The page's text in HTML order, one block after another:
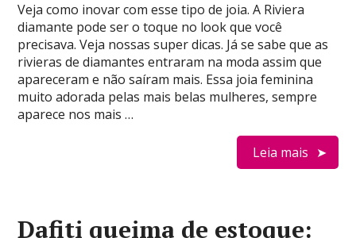
Veja como inovar com esse tipo de joia. A Riviera
diamante pode ser o toque no look que você
precisava. Veja nossas super dicas. Já se sabe que as
rivieras de diamantes entraram na moda assim que
apareceram e não saíram mais. Essa joia feminina
muito adorada pelas mais belas mulheres, sempre
aparece nos mais …
Leia mais
Dafiti queima de estoque: